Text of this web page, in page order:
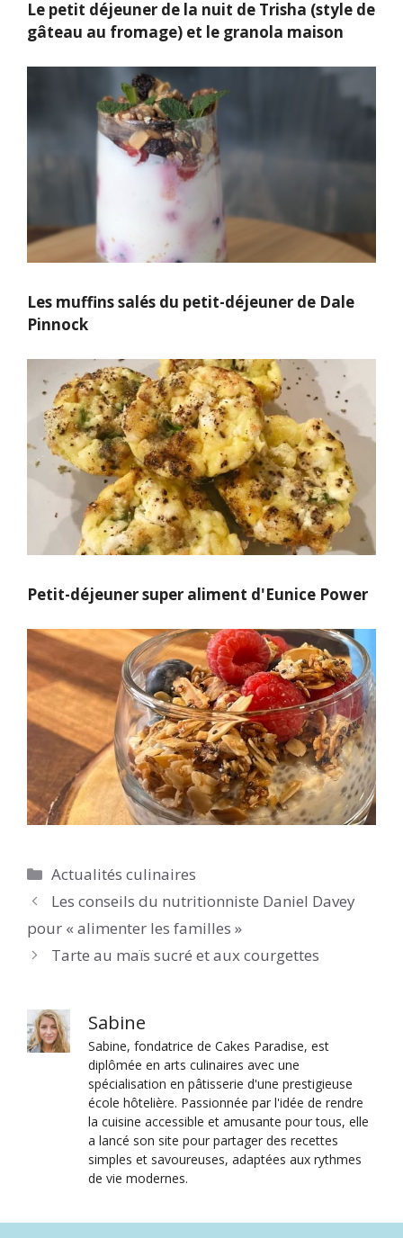
Le petit déjeuner de la nuit de Trisha (style de
gâteau au fromage) et le granola maison
Les muffins salés du petit-déjeuner de Dale
Pinnock
Petit-déjeuner super aliment d'Eunice Power
Catégories
Actualités culinaires
Les conseils du nutritionniste Daniel Davey
pour « alimenter les familles »
Tarte au maïs sucré et aux courgettes
Sabine
Sabine, fondatrice de Cakes Paradise, est
diplômée en arts culinaires avec une
spécialisation en pâtisserie d'une prestigieuse
école hôtelière. Passionnée par l'idée de rendre
la cuisine accessible et amusante pour tous, elle
a lancé son site pour partager des recettes
simples et savoureuses, adaptées aux rythmes
de vie modernes.